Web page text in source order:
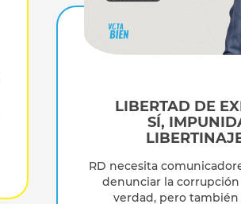
LIBERTAD DE
SÍ,
RD necesita
denunciar la
verdad, pero también